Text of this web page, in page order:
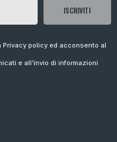
ISCRIVITI
Privacy policy ed acconsento al
e all’invio di informazioni